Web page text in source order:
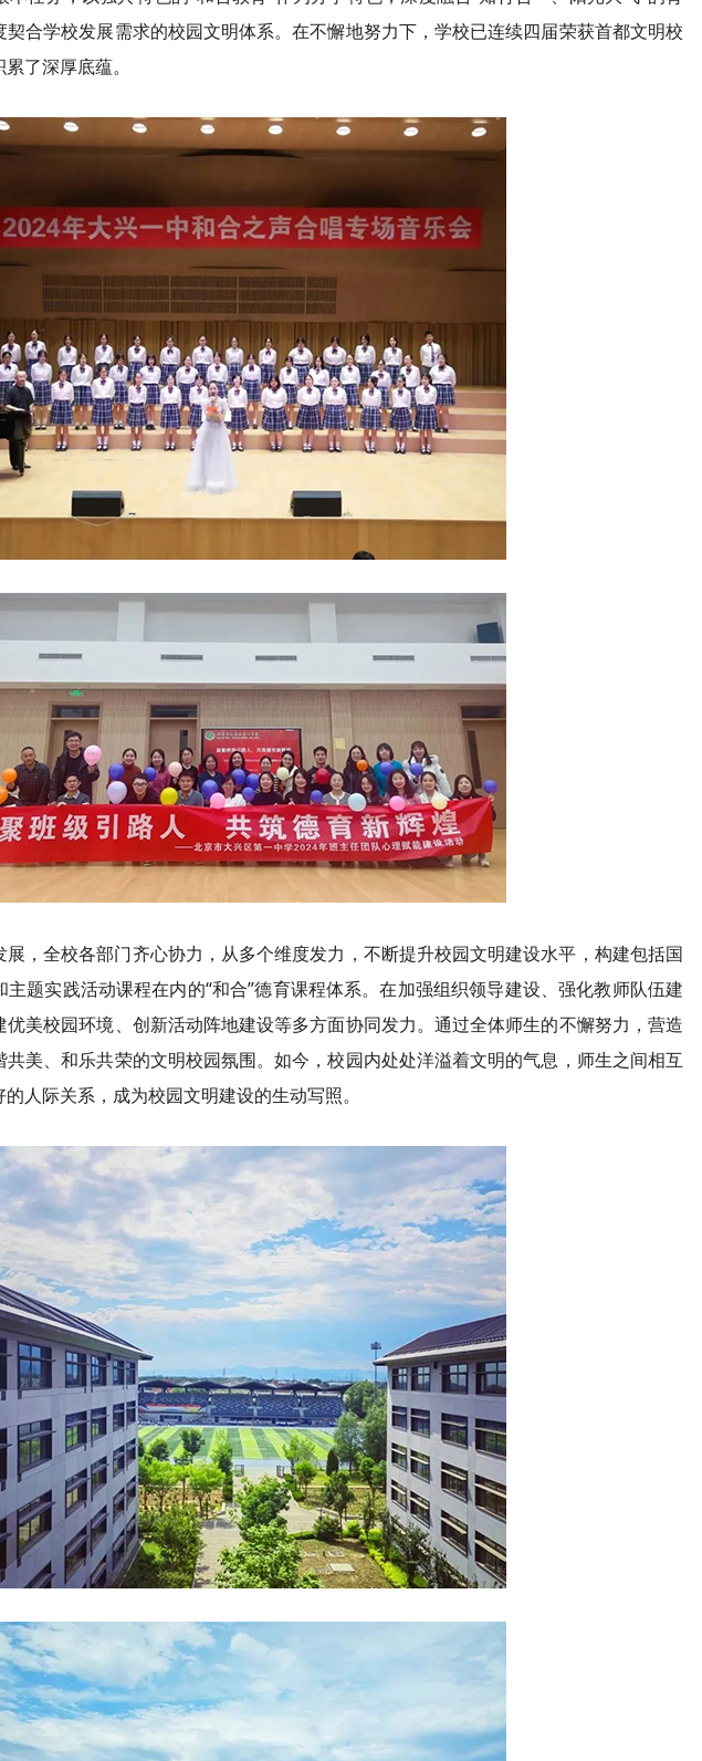
合学校发展需求的校园文明体系。在不懈地努力下，学校已连续四届荣获首都文明校
了深厚底蕴。
，全校各部门齐心协力，从多个维度发力，不断提升校园文明建设水平，构建包括国
题实践活动课程在内的“和合”德育课程体系。在加强组织领导建设、强化教师队伍建
美校园环境、创新活动阵地建设等多方面协同发力。通过全体师生的不懈努力，营造
美、和乐共荣的文明校园氛围。如今，校园内处处洋溢着文明的气息，师生之间相互
人际关系，成为校园文明建设的生动写照。